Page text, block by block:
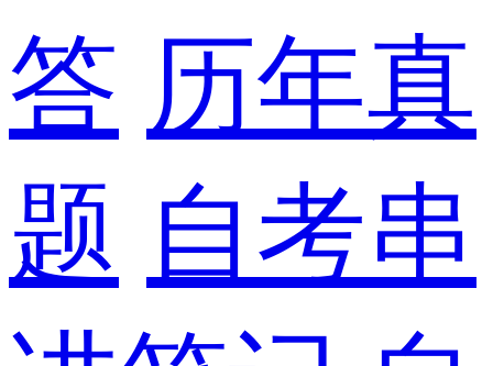
答 历年真
题 自考串